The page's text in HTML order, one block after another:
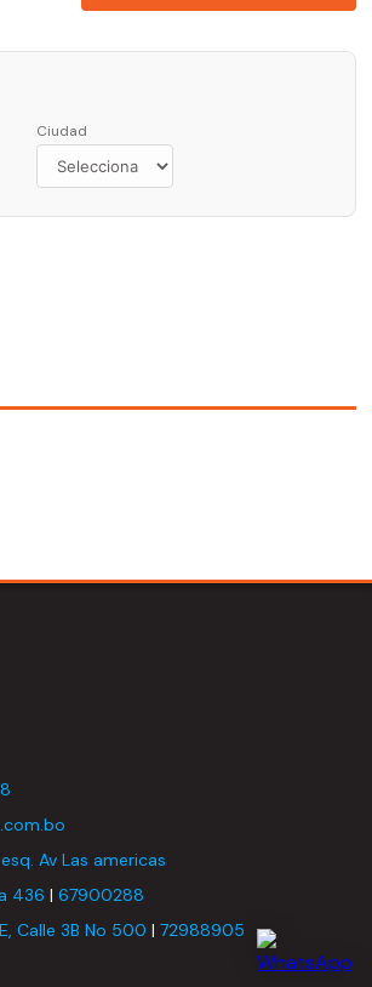
Ciudad
esq. Av Las americas
436 | 67900288
Calle 3B No 500 | 72988905